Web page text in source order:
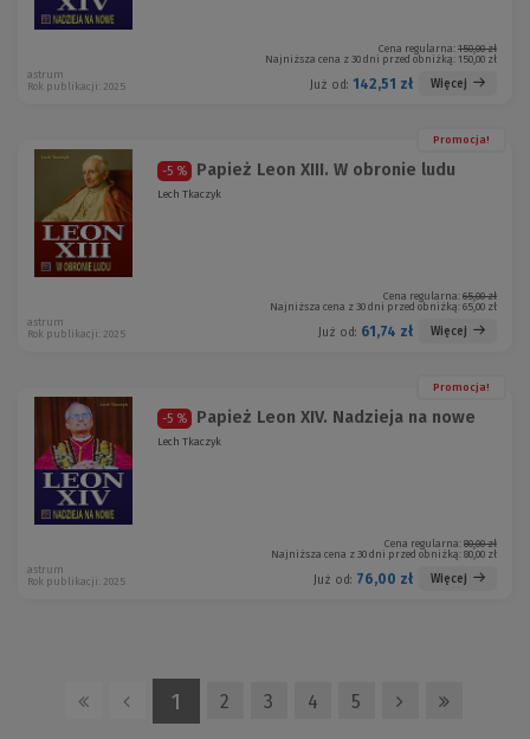
Cena regularna: 150,00 zł
Najniższa cena z 30 dni przed obniżką: 150,00 zł
Już od: 142,51 zł Więcej
astrum
Rok publikacji: 2025
Promocja!
-5 % Papież Leon XIII. W obronie ludu
Lech Tkaczyk
Cena regularna: 65,00 zł
Najniższa cena z 30 dni przed obniżką: 65,00 zł
Już od: 61,74 zł Więcej
astrum
Rok publikacji: 2025
Promocja!
-5 % Papież Leon XIV. Nadzieja na nowe
Lech Tkaczyk
Cena regularna: 80,00 zł
Najniższa cena z 30 dni przed obniżką: 80,00 zł
Już od: 76,00 zł Więcej
astrum
Rok publikacji: 2025
1 2 3 4 5